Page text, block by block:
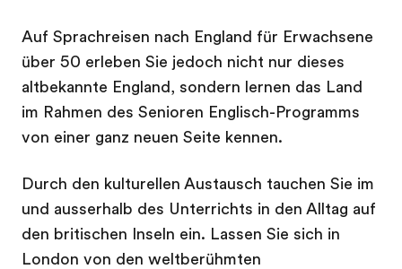
Auf Sprachreisen nach England für Erwachsene
über 50 erleben Sie jedoch nicht nur dieses
altbekannte England, sondern lernen das Land
im Rahmen des Senioren Englisch-Programms
von einer ganz neuen Seite kennen.
Durch den kulturellen Austausch tauchen Sie im
und ausserhalb des Unterrichts in den Alltag auf
den britischen Inseln ein. Lassen Sie sich in
London von den weltberühmten